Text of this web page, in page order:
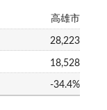
高雄市
28,223
18,528
-34.4%